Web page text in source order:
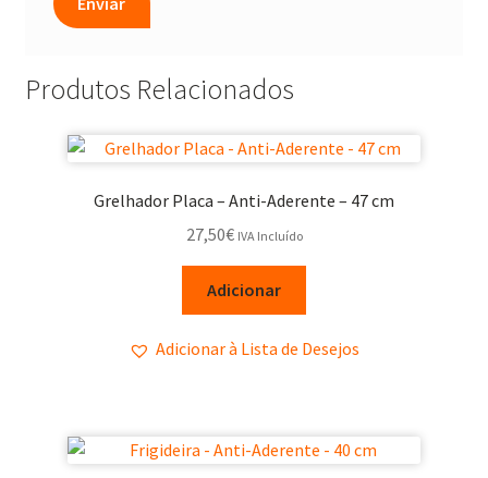
Produtos Relacionados
Grelhador Placa – Anti-Aderente – 47 cm
27,50€ IVA Incluído
Adicionar
Adicionar à Lista de Desejos